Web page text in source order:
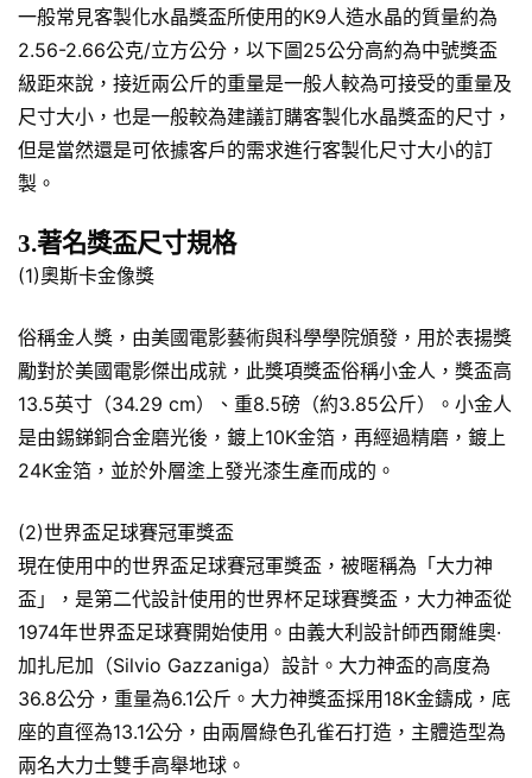
一般常見客製化水晶獎盃所使用的K9人造水晶的質量約為
2.56-2.66公克/立方公分，以下圖25公分高約為中號獎盃
級距來說，接近兩公斤的重量是一般人較為可接受的重量及
尺寸大小，也是一般較為建議訂購客製化水晶獎盃的尺寸，
但是當然還是可依據客戶的需求進行客製化尺寸大小的訂
製。
3.著名獎盃尺寸規格
(1)奧斯卡金像獎
俗稱金人獎，由美國電影藝術與科學學院頒發，用於表揚獎
勵對於美國電影傑出成就，此獎項獎盃俗稱小金人，獎盃高
13.5英寸（34.29 cm）、重8.5磅（約3.85公斤）。小金人
是由錫銻銅合金磨光後，鍍上10K金箔，再經過精磨，鍍上
24K金箔，並於外層塗上發光漆生產而成的。
(2)世界盃足球賽冠軍獎盃
現在使用中的世界盃足球賽冠軍獎盃，被暱稱為「大力神
盃」，是第二代設計使用的世界杯足球賽獎盃，大力神盃從
1974年世界盃足球賽開始使用。由義大利設計師西爾維奧·
加扎尼加（Silvio Gazzaniga）設計。大力神盃的高度為
36.8公分，重量為6.1公斤。大力神獎盃採用18K金鑄成，底
座的直徑為13.1公分，由兩層綠色孔雀石打造，主體造型為
兩名大力士雙手高舉地球。